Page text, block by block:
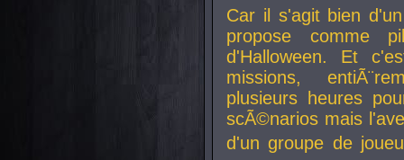
Car il s'agit bien
propose comme
d'Halloween. Et
missions,
plusieurs heures
scÃ©narios mais
d'un groupe de